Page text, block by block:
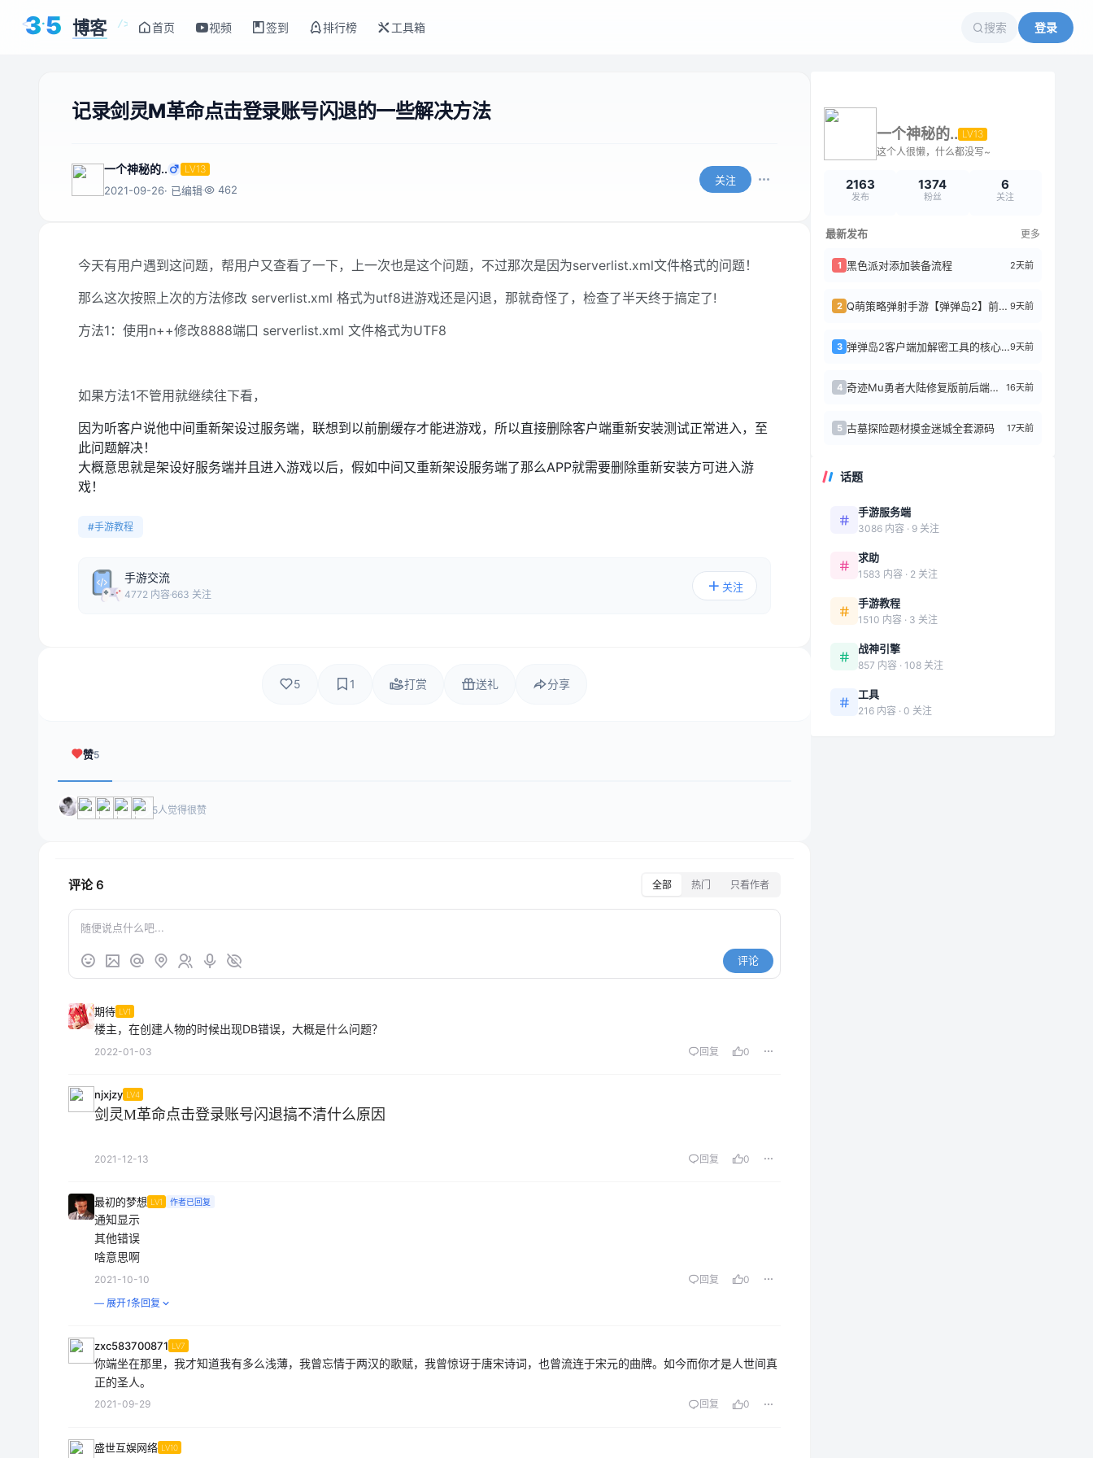
< />
35 博客 首页 视频 签到 排行榜 工具箱 搜索 登录
记录剑灵M革命点击登录账号闪退的一些解决方法
一个神秘的.. LV13
2021-09-26· 已编辑 462
关注
今天有用户遇到这问题，帮用户又查看了一下，上一次也是这个问题，不过那次是因为serverlist.xml文件格式的问题！
那么这次按照上次的方法修改 serverlist.xml 格式为utf8进游戏还是闪退，那就奇怪了，检查了半天终于搞定了!
方法1：使用n++修改8888端口 serverlist.xml 文件格式为UTF8
如果方法1不管用就继续往下看，
因为听客户说他中间重新架设过服务端，联想到以前删缓存才能进游戏，所以直接删除客户端重新安装测试正常进入，至
此问题解决！
大概意思就是架设好服务端并且进入游戏以后，假如中间又重新架设服务端了那么APP就需要删除重新安装方可进入游
戏！
#手游教程
手游交流
4772 内容 663 关注
关注
5 1 打赏 送礼 分享
赞5
5人觉得很赞
评论6 全部 热门 只看作者
评论
期待 LV1
楼主，在创建人物的时候出现DB错误，大概是什么问题？
2022-01-03 回复 0
njxjzy LV4
剑灵M革命点击登录账号闪退搞不清什么原因
2021-12-13 回复 0
最初的梦想 LV1 作者已回复
通知显示
其他错误
啥意思啊
2021-10-10 回复
0
— 展开1条回复
zxc583700871 LV7
你端坐在那里，我才知道我有多么浅薄，我曾忘情于两汉的歌赋，我曾惊讶于唐宋诗词，也曾流连于宋元的曲牌。如今而你才是人世间真
正的圣人。
2021-09-29 回复 0
盛世互娱网络 LV10
一个神秘的.. LV13
这个人很懒，什么都没写~
2163
发布
1374
粉丝
6
关注
最新发布 更多
1 黑色派对添加装备流程 2天前
2 Q萌策略弹射手游【弹弹岛2】前后端全套源码+搭建教程 9天前
3 弹弹岛2客户端加解密工具的核心逻辑9天前
4 奇迹Mu勇者大陆修复版前后端源代码+Linux手工端 16天前
5 古墓探险题材摸金迷城全套源码 17天前
话题
手游服务端
3086 内容 · 9 关注
求助
1583 内容 · 2 关注
手游教程
1510 内容 · 3 关注
战神引擎
857 内容 · 108 关注
工具
216 内容 · 0 关注